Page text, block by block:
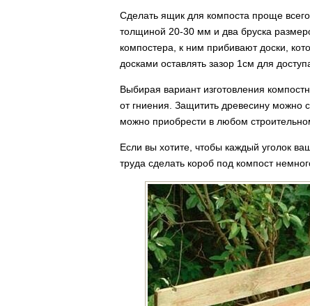
Сделать ящик для компоста проще
толщиной 20-30 мм и два бруска
компостера, к ним прибивают доски,
досками оставлять зазор 1см для
Выбирая вариант изготовления
от гниения. Защитить древесину можно
можно приобрести в любом
Если вы хотите, чтобы каждый уголок
труда сделать короб под компост